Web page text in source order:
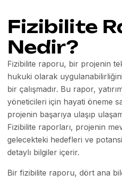
Fizibilite
Nedir?
Fizibilite raporu, bir projenin
hukuki olarak
bir çalışmadır. Bu rapor,
yöneticileri için hayati öneme
projenin başarıya ulaşıp
Fizibilite raporları, projenin
gelecekteki hedefleri ve
detaylı bilgiler içerir.
Bir fizibilite raporu, dört ana